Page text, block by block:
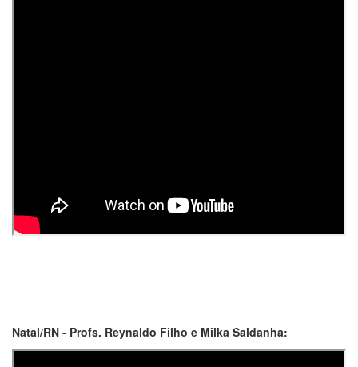
Natal/RN - Profs. Reynaldo Filho e Milka Saldanha: